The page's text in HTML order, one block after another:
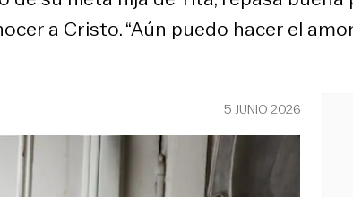
a Cristo. “Aún puedo hacer el
5 JUNIO 2026